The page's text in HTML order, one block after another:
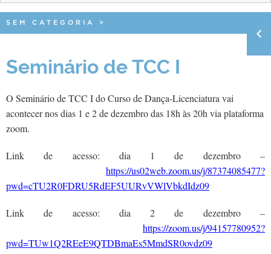
SEM CATEGORIA >
Seminário de TCC I
O Seminário de TCC I do Curso de Dança-Licenciatura vai
acontecer nos dias 1 e 2 de dezembro das 18h às 20h via plataforma
zoom.
Link de acesso: dia 1 de dezembro –
https://us02web.zoom.us/j/87374085477?
pwd=cTU2R0FDRU5RdEF5UURvVWlVbkdIdz09
Link de acesso: dia 2 de dezembro –
https://zoom.us/j/94157780952?
pwd=TUw1Q2REeE9QTDBmaEs5MmdSR0ovdz09